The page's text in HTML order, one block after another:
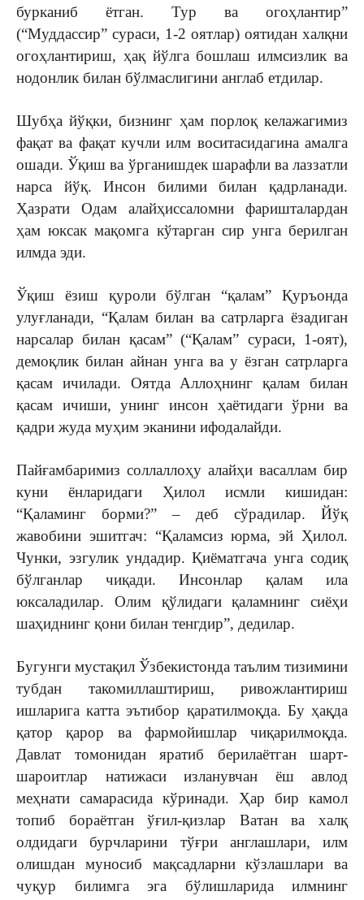
бурканиб ётган. Тур ва огоҳлантир”
(“Муддассир” сураси, 1-2 оятлар) оятидан халқни
огоҳлантириш, ҳақ йўлга бошлаш илмсизлик ва
нодонлик билан бўлмаслигини англаб етдилар.
Шубҳа йўқки, бизнинг ҳам порлоқ келажагимиз
фақат ва фақат кучли илм воситасидагина амалга
ошади. Ўқиш ва ўрганишдек шарафли ва лаззатли
нарса йўқ. Инсон билими билан қадрланади.
Ҳазрати Одам алайҳиссаломни фаришталардан
ҳам юксак мақомга кўтарган сир унга берилган
илмда эди.
Ўқиш ёзиш қуроли бўлган “қалам” Қуръонда
улуғланади, “Қалам билан ва сатрларга ёзадиган
нарсалар билан қасам” (“Қалам” сураси, 1-оят),
демоқлик билан айнан унга ва у ёзган сатрларга
қасам ичилади. Оятда Аллоҳнинг қалам билан
қасам ичиши, унинг инсон ҳаётидаги ўрни ва
қадри жуда муҳим эканини ифодалайди.
Пайғамбаримиз соллаллоҳу алайҳи васаллам бир
куни ёнларидаги Ҳилол исмли кишидан:
“Қаламинг борми?” – деб сўрадилар. Йўқ
жавобини эшитгач: “Қаламсиз юрма, эй Ҳилол.
Чунки, эзгулик ундадир. Қиёматгача унга содиқ
бўлганлар чиқади. Инсонлар қалам ила
юксаладилар. Олим қўлидаги қаламнинг сиёҳи
шаҳиднинг қони билан тенгдир”, дедилар.
Бугунги мустақил Ўзбекистонда таълим тизимини
тубдан такомиллаштириш, ривожлантириш
ишларига катта эътибор қаратилмоқда. Бу ҳақда
қатор қарор ва фармойишлар чиқарилмоқда.
Давлат томонидан яратиб берилаётган шарт-
шароитлар натижаси изланувчан ёш авлод
меҳнати самарасида кўринади. Ҳар бир камол
топиб бораётган ўғил-қизлар Ватан ва халқ
олдидаги бурчларини тўғри англашлари, илм
олишдан муносиб мақсадларни кўзлашлари ва
чуқур билимга эга бўлишларида илмнинг